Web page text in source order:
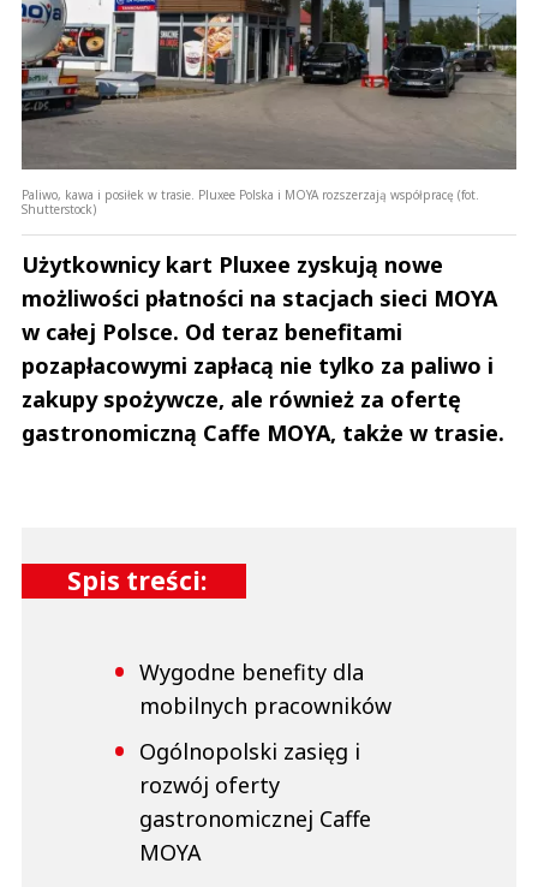
Paliwo, kawa i posiłek w trasie. Pluxee Polska i MOYA rozszerzają współpracę (fot.
Shutterstock)
Użytkownicy kart Pluxee zyskują nowe
możliwości płatności na stacjach sieci MOYA
w całej Polsce. Od teraz benefitami
pozapłacowymi zapłacą nie tylko za paliwo i
zakupy spożywcze, ale również za ofertę
gastronomiczną Caffe MOYA, także w trasie.
Spis treści:
Wygodne benefity dla
mobilnych pracowników
Ogólnopolski zasięg i
rozwój oferty
gastronomicznej Caffe
MOYA